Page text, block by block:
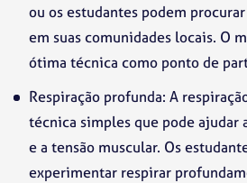
ou os estudantes podem
em suas comunidades locais. O
ótima técnica como ponto de
Respiração profunda: A
técnica simples que pode ajudar
e a tensão muscular. Os
experimentar respirar